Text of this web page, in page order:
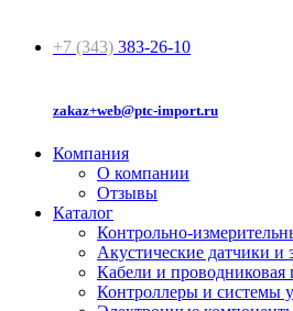
+7 (343) 383-26-10
zakaz+web@ptc-import.ru
Компания
О компании
Отзывы
Каталог
Контрольно-
Акустические датчики и
Кабели и проводниковая
Контроллеры и системы